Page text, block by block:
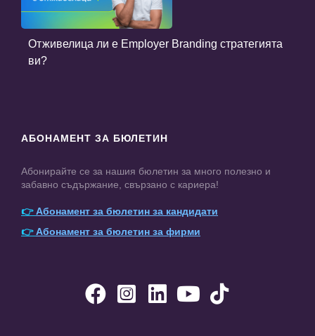
Отживелица ли е Employer Branding стратегията
ви?
АБОНАМЕНТ ЗА БЮЛЕТИН
Абонирайте се за нашия бюлетин за много полезно и
забавно съдържание, свързано с кариера!
👉Абонамент за бюлетин за кандидати
👉Абонамент за бюлетин за фирми
    